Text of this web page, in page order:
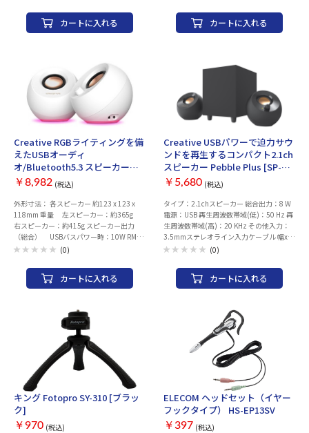
せん。 また、お買い上げいただいた製品
の付属品の不足や欠品のお問合せも下記コ
ールセンターでお受けしています。
場合 050-3754-9800) 受付時間 10:00 ～
18:00 同梱物 ： ・DualSense® ワイヤレス
コントローラー リズム ブルー ・取扱説明
たDualSense®ワイヤレスコントローラー
のハイパーポップ コレクションで、ビジ
Entertainment Inc. All rights reserved.
Design and specifications are subject to
change without notice.
カートに入れる
せん。 また、お買い上げいただいた製品
の付属品の不足や欠品のお問合せも下記コ
ールセンターでお受けしています。
場合 050-3754-9800) 受付時間 10:00 ～
コントローラー リミックス グリーン ・取
扱説明書 プレイは熱く。鮮烈なカラーを
まとったDualSense®ワイヤレスコントロ
ーラーのハイパーポップ コレクション
Interactive Entertainment Inc. All rights
reserved. Design and specifications are
subject to change without notice.
カートに入れる
Creative RGBライティングを備
えたUSBオーディ
オ/Bluetooth5.3 スピーカー
Pebble Pro [SP-PBLPRO-WH]
￥8,982 (税込)
外形寸法： 各スピーカー 約123 x 123 x
118mm 重量 左スピーカー：約365g
右スピーカー：約415g スピーカー出力
（総合） USBバスパワー時：10W RMS/
ピーク出力20W※1 USB PD電源アダプ
60W※2 ドライバー：2.25インチ 周波数
特性：80Hz～20kHz SN比：>75dB 再生
モード※3：USBオーディオ、Bluetooth、
Bluetooth 5.3 プロファイル：A2DP（ワ
イヤレスステレオBluetooth)、HFP（ハン
ズフリープロファイル） コーデック：
SBC 通信距離：約10m（見通し距離）
端子： USBオーディオ入力（USB-C）
※4 USB PD電源入力（USB-C PD）
3.5mmステレオ ライン入力※5 3.5mm
ヘッドホン出力/ヘッドセット入出力※6
3.5mm マイク入力※7 コントローラー/
インジケータ： インジケータLED（右ス
ピーカー前面） 電源/ボリューム ノブ
(0)
カートに入れる
Creative USBパワーで迫力サウ
ンドを再生するコンパクト2.1ch
スピーカー Pebble Plus [SP-
PBLPL-BK]
￥5,680 (税込)
タイプ：2.1chスピーカー 総合出力：8 W
電源：USB 再生周波数帯域(低)：50 Hz 再
生周波数帯域(高)：20 KHz その他入力：
3.5mmステレオライン入力ケーブル 幅x高
さx奥行き(ウーファー)：150x202x195
(0)
カートに入れる
キング Fotopro SY-310 [ブラッ
ク]
￥970 (税込)
ELECOM ヘッドセット（イヤー
フックタイプ） HS-EP13SV
￥397 (税込)